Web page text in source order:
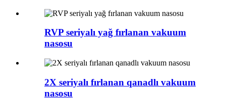
RVP seriyalı yağ fırlanan vakuum
nasosu
2X seriyalı fırlanan qanadlı vakuum
nasosu